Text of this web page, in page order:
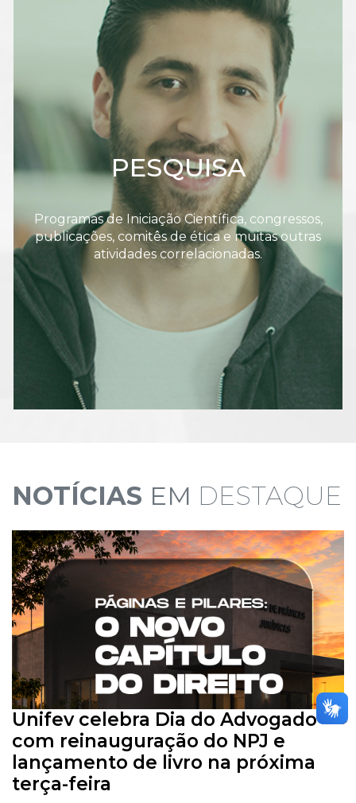
PESQUISA
Programas de Iniciação Científica, congressos,
publicações, comitês de ética e muitas outras
atividades correlacionadas.
NOTÍCIAS EM DESTAQUE
Unifev celebra Dia do Advogado
com reinauguração do NPJ e
lançamento de livro na próxima
terça-feira